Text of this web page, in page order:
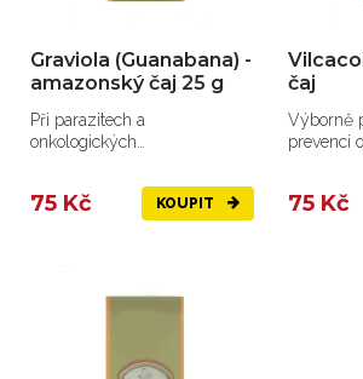
Graviola (Guanabana) -
amazonský čaj 25 g
Při parazitech a
onkologických
75 Kč KOUPIT
čaj
Výborně
prevenci
75 Kč